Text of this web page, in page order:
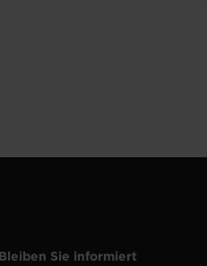
Bleiben Sie informiert